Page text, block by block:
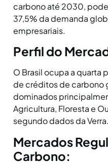
carbono até 2030,
37,5% da demanda
empresariais.
Perfil do
O Brasil ocupa a quarta
de créditos de carbono
dominados
Agricultura, Floresta e
segundo dados da Verra.
Mercados
Carbono: